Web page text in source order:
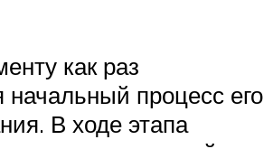
как раз
начальный процесс его
В ходе этапа